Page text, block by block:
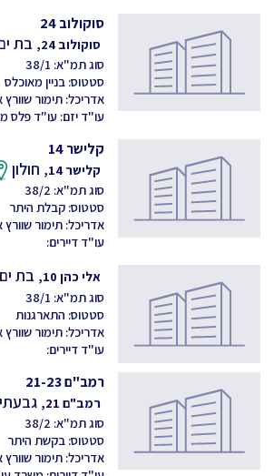
סוקולוב 24
סוקולוב 24, בת
סוג תמ"א: 38/1
סטטוס: בניין מאוכלס
אדריכל: תימור שוורץ
עו"ד יזם: עו"ד פלס
קלישר 14
קלישר 14, חולון
סוג תמ"א: 38/2
סטטוס: קבלת היתר
אדריכל: תימור שוורץ
עו"ד דיירים:
אלי כהן 10,
בת ים
סוג תמ"א: 38/1
סטטוס: התארגנות
אדריכל: תימור שוורץ
עו"ד דיירים:
רמב"ם 21-23
רמב"ם 21,
סוג תמ"א: 38/2
סטטוס: בקשת היתר
אדריכל: תימור שוורץ